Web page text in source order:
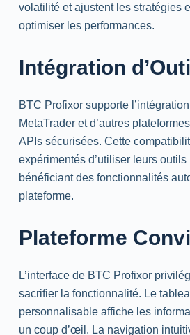
volatilité et ajustent les stratégies
optimiser les performances.
Intégration
BTC Profixor supporte
MetaTraderet d’autres
APIs sécurisées. Cette
expérimentés d’utiliser leurs outils
bénéficiant des fonctionnalités
plateforme.
Plateforme
L’interface de BTC Profixor
sacrifier la fonctionnalité. Le
personnalisable affiche les
un coup d’œil. La navigation